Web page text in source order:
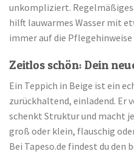
unkompliziert. Regelmäßiges
hilft lauwarmes Wasser mit
immer auf die
Zeitlos schön: Dein
Ein Teppich in Beige ist ein
zurückhaltend, einladend. Er
schenkt Struktur und macht
groß oder klein, flauschig
Bei Tapeso.de findest du den